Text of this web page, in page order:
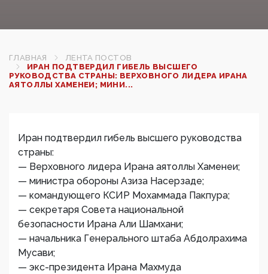
ГЛАВНАЯ
ЛЕНТА ПОСТОВ
ИРАН ПОДТВЕРДИЛ ГИБЕЛЬ ВЫСШЕГО
РУКОВОДСТВА СТРАНЫ: ВЕРХОВНОГО ЛИДЕРА ИРАНА
АЯТОЛЛЫ ХАМЕНЕИ; МИНИ...
Иран подтвердил гибель высшего руководства
страны:
— Верховного лидера Ирана аятоллы Хаменеи;
— министра обороны Азиза Насерзаде;
— командующего КСИР Мохаммада Пакпура;
— секретаря Совета национальной
безопасности Ирана Али Шамхани;
— начальника Генерального штаба Абдолрахима
Мусави;
— экс-президента Ирана Махмуда